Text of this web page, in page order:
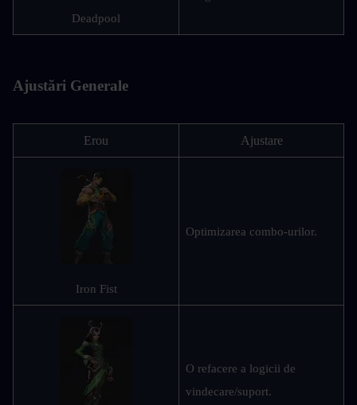
Deadpool
Ajustări Generale
Erou Ajustare
Iron Fist
Optimizarea combo-urilor.
O refacere a logicii de
vindecare/suport.